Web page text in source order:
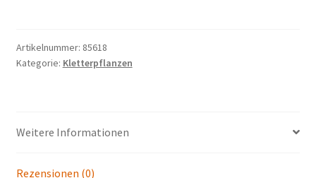
Artikelnummer: 85618
Kategorie: Kletterpflanzen
Weitere Informationen
Rezensionen (0)